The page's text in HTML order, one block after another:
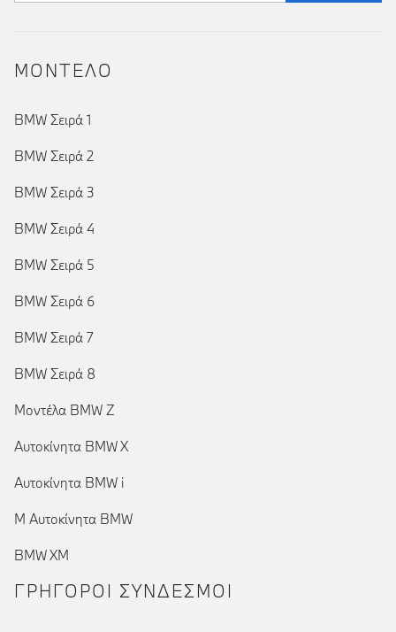
ΜΟΝΤΕΛΟ
BMW Σειρά 1
BMW Σειρά 2
BMW Σειρά 3
BMW Σειρά 4
BMW Σειρά 5
BMW Σειρά 6
BMW Σειρά 7
BMW Σειρά 8
Μοντέλα BMW Z
Αυτοκίνητα BMW X
Αυτοκίνητα BMW i
Μ Αυτοκίνητα BMW
BMW XM
ΓΡΉΓΟΡΟΙ ΣΎΝΔΕΣΜΟΙ